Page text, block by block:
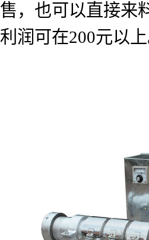
售，也可以直接来
利润可在200元以上